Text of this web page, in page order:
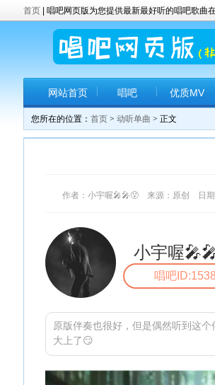
首页 | 唱吧网页版为您提供最新最好听的唱吧歌曲
网站首页 唱吧 优质MV
您所在的位置： 首页 > 动听单曲 > 正文
作者：小宇喔🎤🎤😯 来源：原创 日
小宇喔
唱吧
原版伴奏也很好，但是偶然听到这个
大上了😏